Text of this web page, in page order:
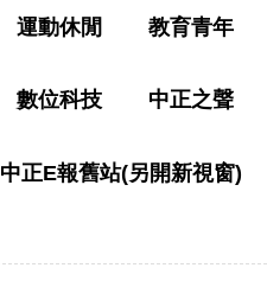
運動休閒 教育青年
數位科技 中正之聲
中正E報舊站(另開新視窗)